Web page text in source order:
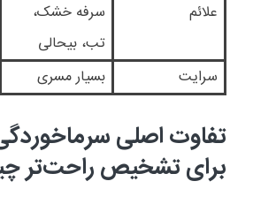
علائم
سرفه خشک،
تب، بیحالی
سرایت
بسیار مسری
تفاوت اصلی
برای تشخیص راحت‌تر